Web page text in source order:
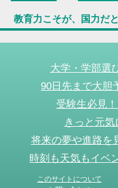
教育力こそが、国力だと
大学・学部選
90日先まで大胆
受験生必見
きっと元
将来の夢や進路を
時刻も天気もイベ
このサイトについて